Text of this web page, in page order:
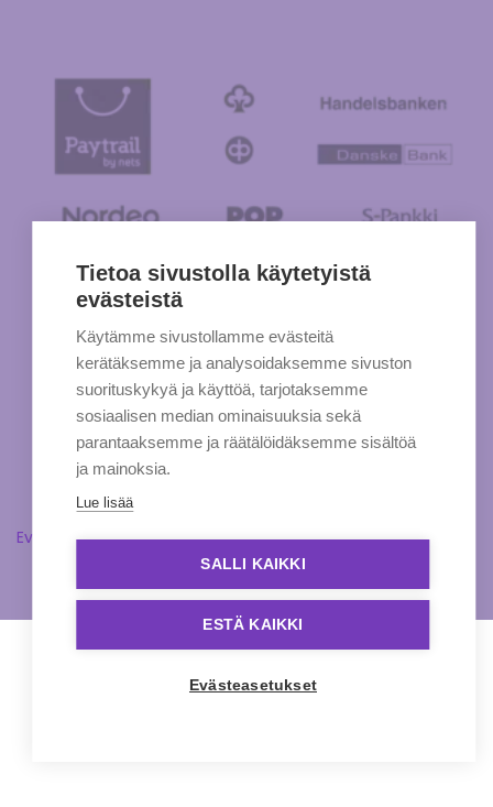
Evästeasetukset
Tietoa sivustolla käytetyistä
evästeistä
Käytämme sivustollamme evästeitä
kerätäksemme ja analysoidaksemme sivuston
suorituskykyä ja käyttöä, tarjotaksemme
sosiaalisen median ominaisuuksia sekä
parantaaksemme ja räätälöidäksemme sisältöä
ja mainoksia.
Lue lisää
SALLI KAIKKI
ESTÄ KAIKKI
Evästeasetukset